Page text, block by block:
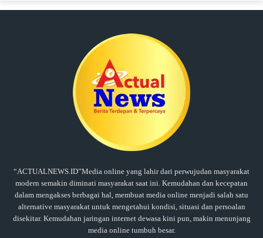
“ACTUALNEWS.ID”Media online yang lahir dari perwujudan masyarakat
modern semakin diminati masyarakat saat ini. Kemudahan dan kecepatan
dalam mengakses berbagai hal, membuat media online menjadi salah satu
alternative masyarakat untuk mengetahui kondisi, situasi dan persoalan
disekitar. Kemudahan jaringan internet dewasa kini pun, makin menunjang
media online tumbuh besar.